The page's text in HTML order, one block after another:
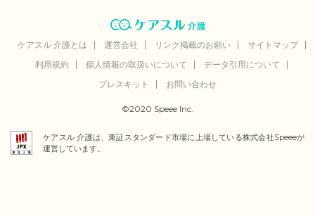
ケアスル 介護とは 運営会社 リンク掲載のお願い
サイトマップ
利用規約
個人情報の取扱いについて
データ引用について
プレスキット
お問い合わせ
©2020 Speee Inc.
ケアスル 介護は、東証スタンダード市場に上場している株式会社Speeeが
運営しています。